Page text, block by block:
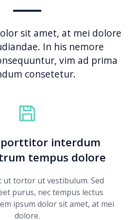
sit amet, at mei dolore
In his nemore
vim ad prima
consetetur.
porttitor interdum
tempus dolore
ut tortor ut vestibulum. Sed
purus, nec tempus lectus
ipsum dolor sit amet, at mei
dolore.